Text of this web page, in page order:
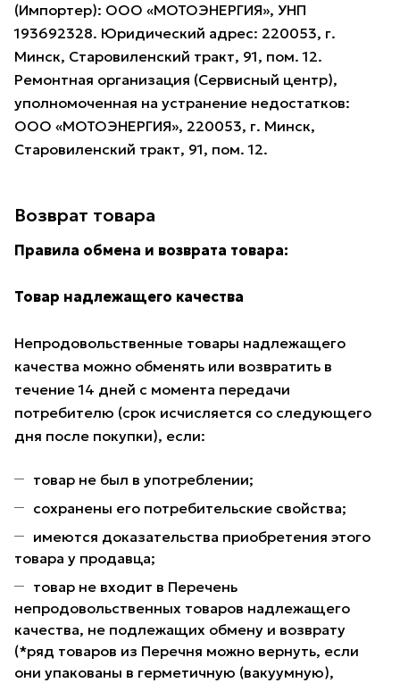
(Импортер): ООО «МОТОЭНЕРГИЯ», УНП
193692328. Юридический адрес: 220053, г.
Минск, Старовиленский тракт, 91, пом. 12.
Ремонтная организация (Сервисный центр),
уполномоченная на устранение недостатков:
ООО «МОТОЭНЕРГИЯ», 220053, г. Минск,
Старовиленский тракт, 91, пом. 12.
Возврат товара
Правила обмена и возврата товара:
Товар надлежащего качества
Непродовольственные товары надлежащего
качества можно обменять или возвратить в
течение 14 дней с момента передачи
потребителю (срок исчисляется со следующего
дня после покупки), если:
товар не был в употреблении;
сохранены его потребительские свойства;
имеются доказательства приобретения этого
товара у продавца;
товар не входит в Перечень
непродовольственных товаров надлежащего
качества, не подлежащих обмену и возврату
(*ряд товаров из Перечня можно вернуть, если
они упакованы в герметичную (вакуумную),